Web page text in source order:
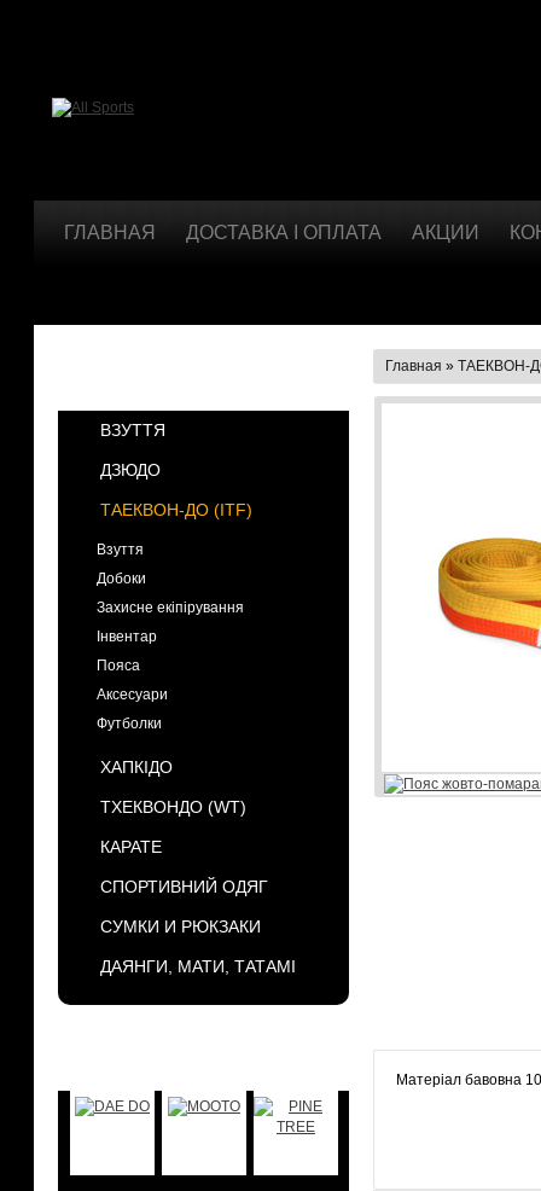
ГЛАВНАЯ ДОСТАВКА І ОПЛАТА АКЦИИ
ВЗУТТЯ
ДЗЮДО
ТАЕКВОН-ДО (ІТF)
Взуття
Добоки
Захисне екіпірування
Інвентар
Пояса
Аксесуари
Футболки
ХАПКІДО
ТХЕКВОНДО (WT)
КАРАТЕ
СПОРТИВНИЙ ОДЯГ
СУМКИ И РЮКЗАКИ
ДАЯНГИ, МАТИ, ТАТАМІ
Главная » ТАЕКВОН-
Матеріал бавовна